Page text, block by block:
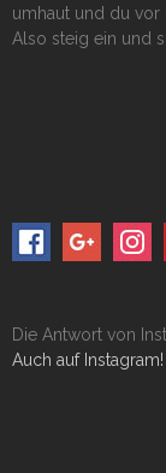
umhaut und du vor
Also steig ein und
Die Antwort von
Auch auf Instagram!